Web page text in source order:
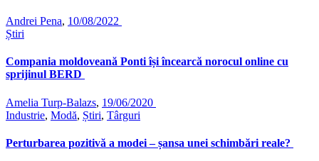
Andrei Pena, 10/08/2022
Știri
Compania moldoveană Ponti își încearcă norocul online cu
sprijinul BERD
Amelia Turp-Balazs, 19/06/2020
Industrie, Modă, Știri, Târguri
Perturbarea pozitivă a modei – șansa unei schimbări reale?